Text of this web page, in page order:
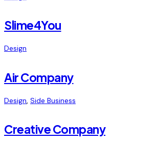
Slime4You
Design
Air Company
Design Side Business
Creative Company